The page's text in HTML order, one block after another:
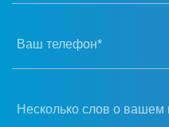
Ваш телефон*
Несколько слов о вашем